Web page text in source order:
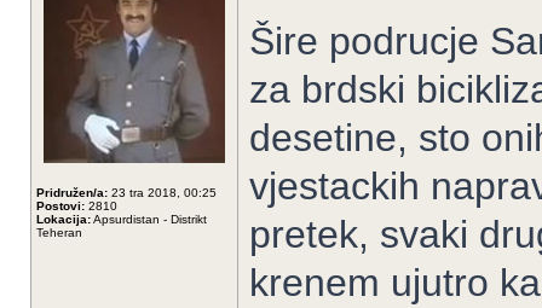
Pridružen/a: 23 tra 2018, 00:25
Postovi: 2810
Lokacija:Apsurdistan - Distrikt
Teheran
Šire podrucje
za brdski
desetine, sto
vjestackih
pretek, svaki
krenem ujutro